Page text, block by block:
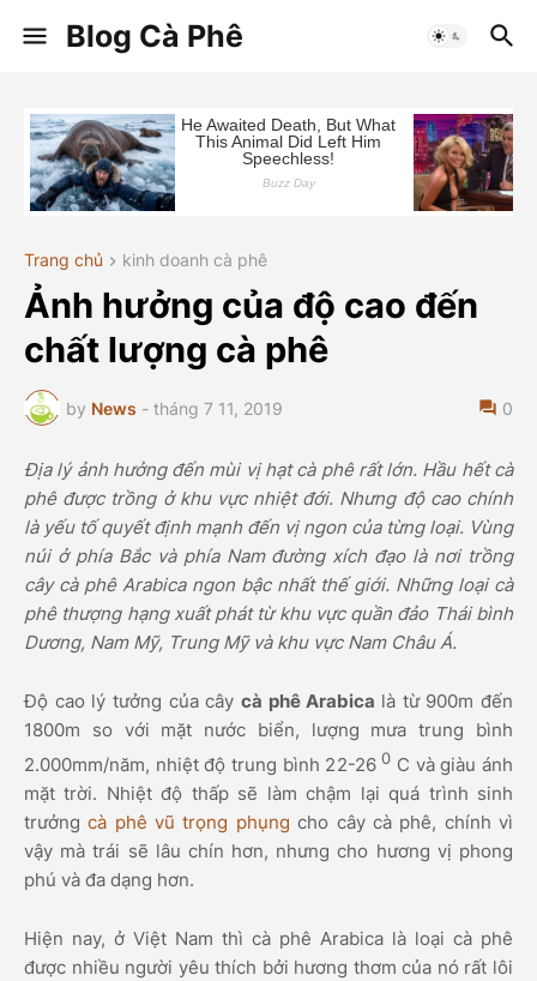
Blog Cà Phê
Trang chủ kinh doanh cà phê
Ảnh hưởng của độ cao đến
chất lượng cà phê
by News - tháng 7 11, 2019 0
Địa lý ảnh hưởng đến mùi vị hạt cà phê rất lớn. Hầu hết cà
phê được trồng ở khu vực nhiệt đới. Nhưng độ cao chính
là yếu tố quyết định mạnh đến vị ngon của từng loại. Vùng
núi ở phía Bắc và phía Nam đường xích đạo là nơi trồng
cây cà phê Arabica ngon bậc nhất thế giới. Những loại cà
phê thượng hạng xuất phát từ khu vực quần đảo Thái bình
Dương, Nam Mỹ, Trung Mỹ và khu vực Nam Châu Á.
Độ cao lý tưởng của cây cà phê Arabica là từ 900m đến
1800m so với mặt nước biển, lượng mưa trung bình
2.000mm/năm, nhiệt độ trung bình 22-260 C và giàu ánh
mặt trời. Nhiệt độ thấp sẽ làm chậm lại quá trình sinh
trưởngcà phê vũ trọng phụng cho cây cà phê, chính vì
vậy mà trái sẽ lâu chín hơn, nhưng cho hương vị phong
phú và đa dạng hơn.
Hiện nay, ở Việt Nam thì cà phê Arabica là loại cà phê
được nhiều người yêu thích bởi hương thơm của nó rất lôi